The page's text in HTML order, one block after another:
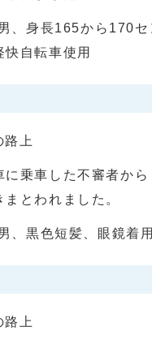
、身長165から170
自転車使用
上
乗車した不審者か
とわれました。
、黒色短髪、眼鏡着
上